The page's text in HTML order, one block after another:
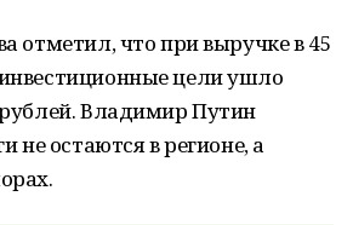
отметил, что при выручке в 45
цели ушло
Владимир Путин
не остаются в регионе, а